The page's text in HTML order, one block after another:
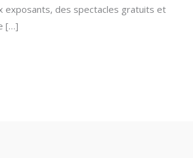
exposants, des spectacles gratuits et
[…]